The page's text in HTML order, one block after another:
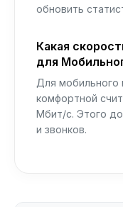
обновить
Какая
для
Для мобильного
комфортной
Мбит/с. Этого
и звонков.